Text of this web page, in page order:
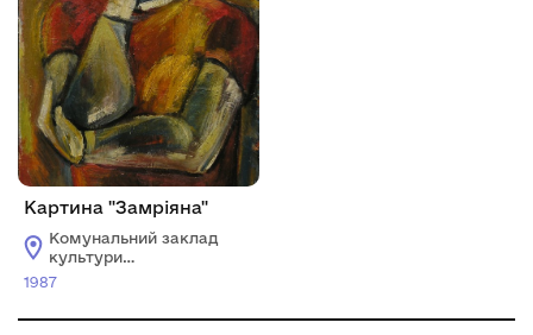
Картина "Замріяна"
Комунальний заклад
культури
"Хмельницький
1987